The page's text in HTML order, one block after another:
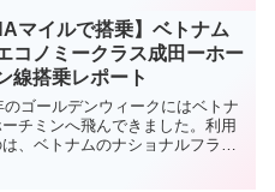
が、非常にホスピタリティに優れ
パの良い航空会社でした。
マイルで搭乗】ベトナム
コノミークラス成田ーホー
線搭乗レポート
のゴールデンウィークにはベトナ
チミンへ飛んできました。利用
は、ベトナムのナショナルフラッ